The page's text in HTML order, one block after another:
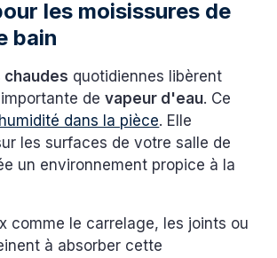
les moisissures de
bain
chaudes quotidiennes libèrent
devapeur d'eau. Ce
dans la pièce. Elle
les surfaces de votre salle de
un environnement propice à la
comme le carrelage, les joints ou
à absorber cette